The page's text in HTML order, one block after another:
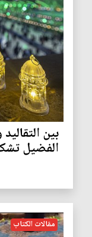
بين
الفضيل
مقالات الكتاب